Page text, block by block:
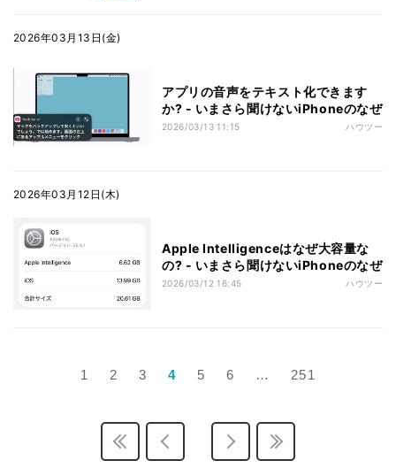
2026年03月13日(金)
アプリの音声をテキスト化できます
か? - いまさら聞けないiPhoneのなぜ
2026/03/13 11:15 ハウツー
2026年03月12日(木)
Apple Intelligenceはなぜ大容量な
の? - いまさら聞けないiPhoneのなぜ
2026/03/12 16:45 ハウツー
1 2 3 4 5 6 … 251